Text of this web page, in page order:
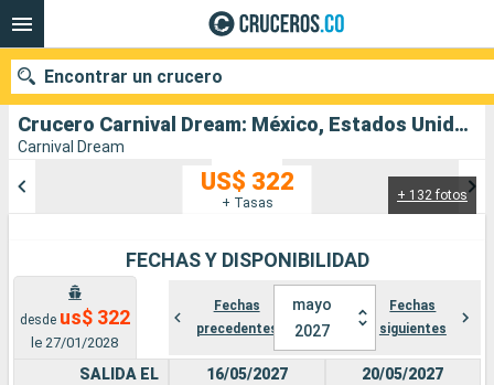
Crucero Carnival Dream: México, Estados Unidos salida desde New Orleans
Carnival Dream
+ 132 fotos
US$ 322
+ Tasas
FECHAS Y DISPONIBILIDAD
desde us$ 322
le 27/01/2028
Fechas
precedentes
mayo
2027
Fechas
siguientes
SALIDA EL
16/05/2027
20/05/2027
Encontrar un crucero
Puertos Compañías
Buscar